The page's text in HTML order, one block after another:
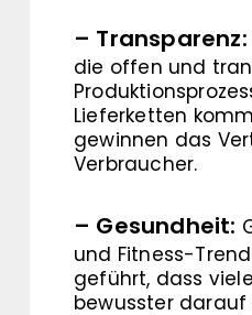
– Transparenz:
die offen und
Lieferketten
gewinnen das
Verbraucher.
– Gesundheit:
und Fitness-
geführt, dass
bewusster